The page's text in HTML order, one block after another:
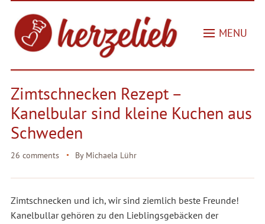
MENU
Zimtschnecken Rezept –
Kanelbular sind kleine Kuchen aus
Schweden
26 comments By Michaela Lühr
Zimtschnecken und ich, wir sind ziemlich beste Freunde!
Kanelbullar gehören zu den Lieblingsgebäcken der